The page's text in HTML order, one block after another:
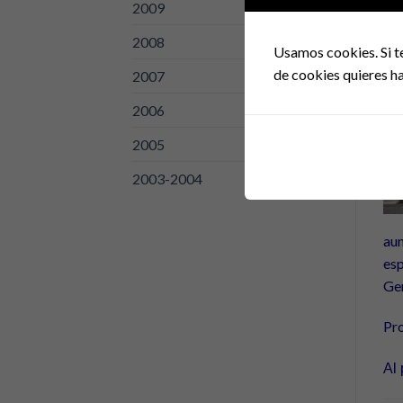
2009
2008
2007
2006
2005
2003-2004
Al
Usamos cookies. Si
de cookies quieres